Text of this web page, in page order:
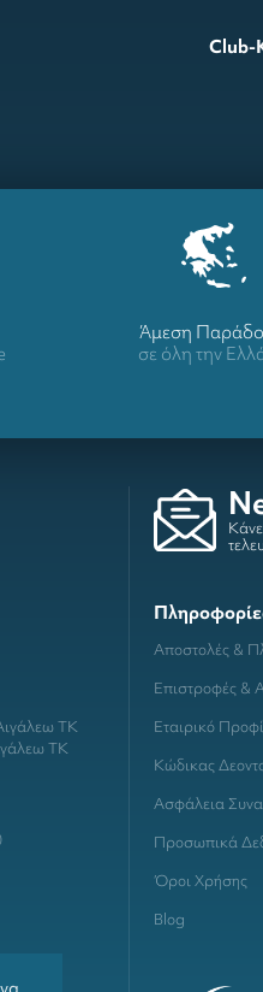
Club-
Άμεση
σε όλη την
ΤΚ
ΤΚ
Αποστολές &
Επιστροφές &
Εταιρικό
Κώδικας
Ασφάλεια
Προσωπικά
Όροι Χρήσης
Blog